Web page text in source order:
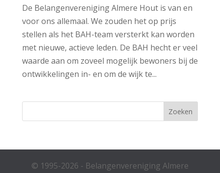
De Belangenvereniging Almere Hout is van en
voor ons allemaal. We zouden het op prijs
stellen als het BAH-team versterkt kan worden
met nieuwe, actieve leden. De BAH hecht er veel
waarde aan om zoveel mogelijk bewoners bij de
ontwikkelingen in- en om de wijk te...
© 1995-2026 - Belangenvereniging Almere